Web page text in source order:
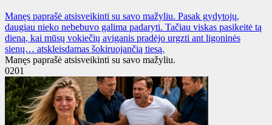
Manęs paprašė atsisveikinti su savo mažyliu. Pasak gydytojų,
daugiau nieko nebebuvo galima padaryti. Tačiau viskas pasikeitė tą
dieną, kai mūsų vokiečių aviganis pradėjo urgzti ant ligoninės
sienų… atskleisdamas šokiruojančią tiesą.
Manęs paprašė atsisveikinti su savo mažyliu.
0201